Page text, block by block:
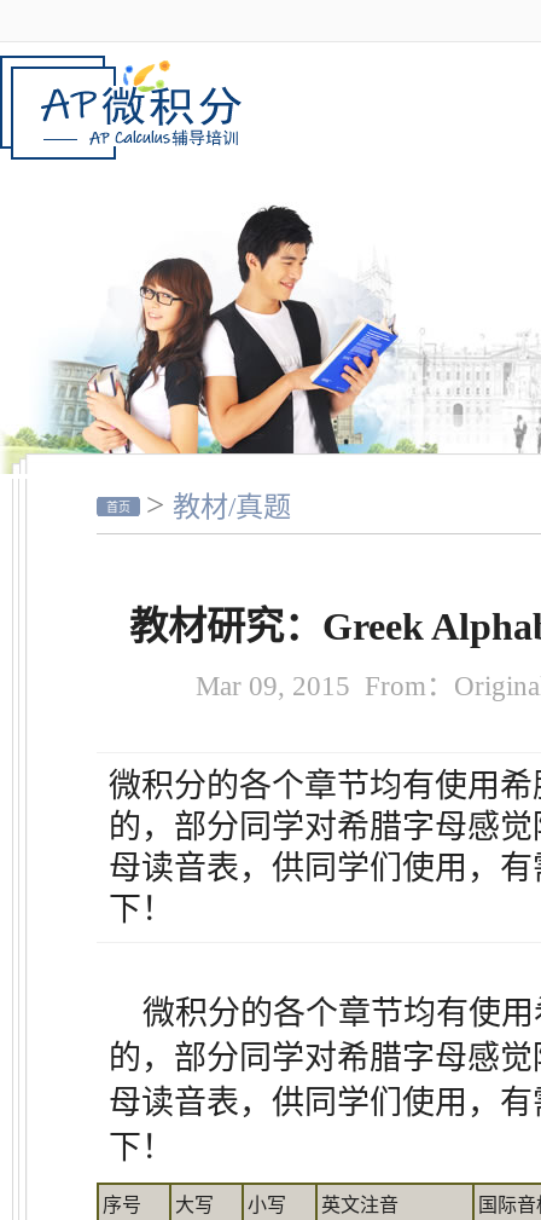
首页 > 教材/真题
教材研究：Greek
Mar 09, 2015 From：
微积分的各个章节均有使用
的，部分同学对希腊字母感
母读音表，供同学们使用，
下！
微积分的各个章节均有使
的，部分同学对希腊字母感
母读音表，供同学们使用，
下！
序号 大写 小写 英文注音
国际